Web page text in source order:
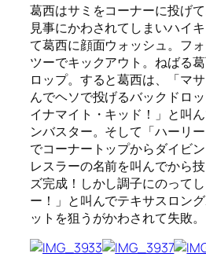
葛西はサミをコーナーに投げて
見事にかわされてしまいハイ
て葛西に顔面ウォッシュ。フ
ツーでキックアウト。ねばる
ロップ。すると葛西は、「マ
んでヘソで投げるバックドロ
イナマイト・キッド！」と叫
ンバスター。そして「ハーリ
でコーナートップからダイビン
レスラーの名前を叫んでから
ズ完成！しかし調子にのって
ー！」と叫んでテキサスロン
ットを狙うがかわされて失敗。